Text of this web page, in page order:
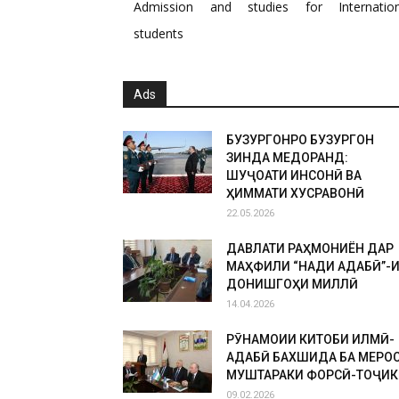
Admission and studies for
students
Ads
БУЗУРГОНРО БУЗУРГОН
ЗИНДА МЕДОРАНД:
ШУҶОАТИ ИНСОНӢ ВА
ҲИММАТИ ХУСРАВОНӢ
22.05.2026
ДАВЛАТИ РАҲМОНИЁН ДАР
МАҲФИЛИ “НАҚДИ АДАБӢ”-И
ДОНИШГОҲИ МИЛЛӢ
14.04.2026
РӮНАМОИИ КИТОБИ ИЛМӢ-
АДАБӢ БАХШИДА БА
МУШТАРАКИ ФОРСӢ-
09.02.2026